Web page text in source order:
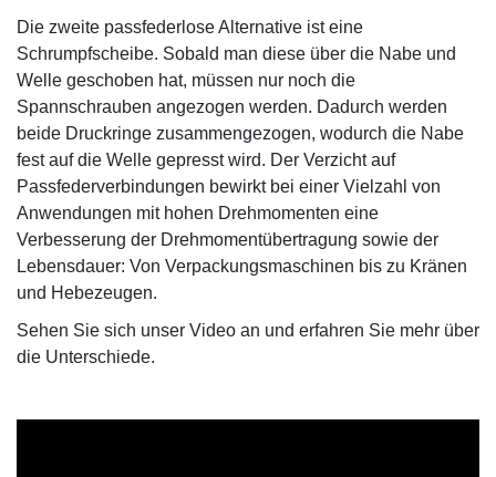
Die zweite passfederlose Alternative ist eine
Schrumpfscheibe. Sobald man diese über die Nabe und
Welle geschoben hat, müssen nur noch die
Spannschrauben angezogen werden. Dadurch werden
beide Druckringe zusammengezogen, wodurch die Nabe
fest auf die Welle gepresst wird. Der Verzicht auf
Passfederverbindungen bewirkt bei einer Vielzahl von
Anwendungen mit hohen Drehmomenten eine
Verbesserung der Drehmomentübertragung sowie der
Lebensdauer: Von Verpackungsmaschinen bis zu Kränen
und Hebezeugen.
Sehen Sie sich unser Video an und erfahren Sie mehr über
die Unterschiede.